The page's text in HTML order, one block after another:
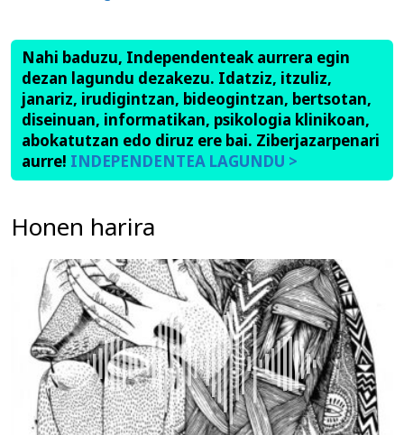
Nahi baduzu, Independenteak aurrera egin
dezan lagundu dezakezu. Idatziz, itzuliz,
janariz, irudigintzan, bideogintzan, bertsotan,
diseinuan, informatikan, psikologia klinikoan,
abokatutzan edo diruz ere bai. Ziberjazarpenari
aurre! INDEPENDENTEA LAGUNDU >
Honen harira